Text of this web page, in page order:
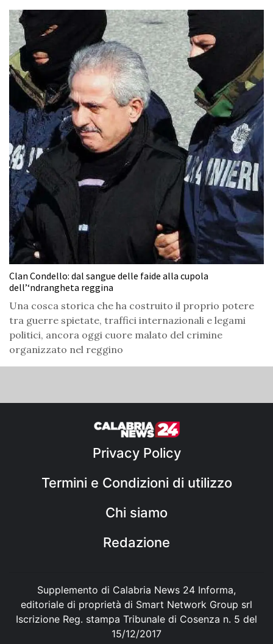
Clan Condello: dal sangue delle faide alla cupola
dell’‘ndrangheta reggina
Una cosca storica che ha costruito il proprio potere
tra guerre spietate, traffici internazionali e legami
politici, ancora oggi cuore malato del crimine
organizzato nel reggino
Privacy Policy
Termini e Condizioni di utilizzo
Chi siamo
Redazione
Supplemento di Calabria News 24 Informa,
editoriale di proprietà di Smart Network Group srl
Iscrizione Reg. stampa Tribunale di Cosenza n. 5 del
15/12/2017